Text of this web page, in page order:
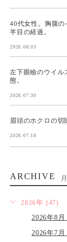
40代女性。胸腹の
半目の経過。
2026.08.03
左下眼瞼のウイル
態。
2026.07.30
眉頭のホクロの切
2026.07.18
ARCHIVE
2026年 (47)
2026年8月
2026年7